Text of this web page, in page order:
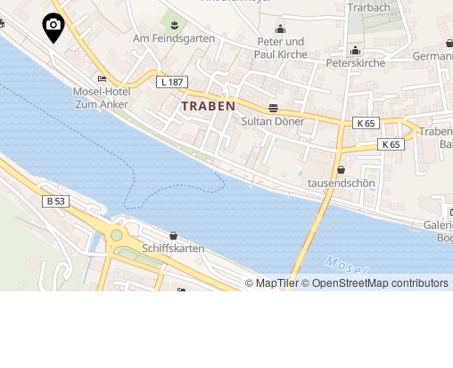
© MapTiler© OpenStreetMap contributors